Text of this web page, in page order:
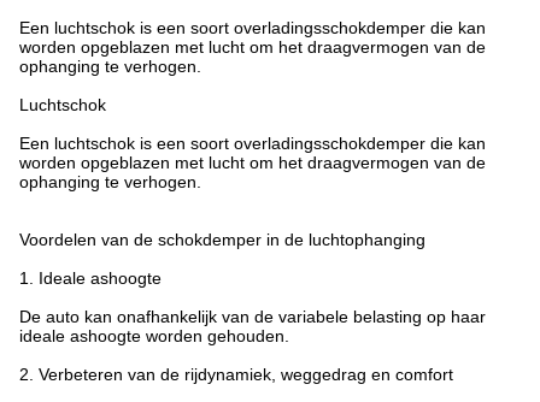
Een luchtschok is een soort overladingsschokdemper die kan
worden opgeblazen met lucht om het draagvermogen van de
ophanging te verhogen.
Luchtschok
Een luchtschok is een soort overladingsschokdemper die kan
worden opgeblazen met lucht om het draagvermogen van de
ophanging te verhogen.
Voordelen van de schokdemper in de luchtophanging
1. Ideale ashoogte
De auto kan onafhankelijk van de variabele belasting op haar
ideale ashoogte worden gehouden.
2. Verbeteren van de rijdynamiek, weggedrag en comfort